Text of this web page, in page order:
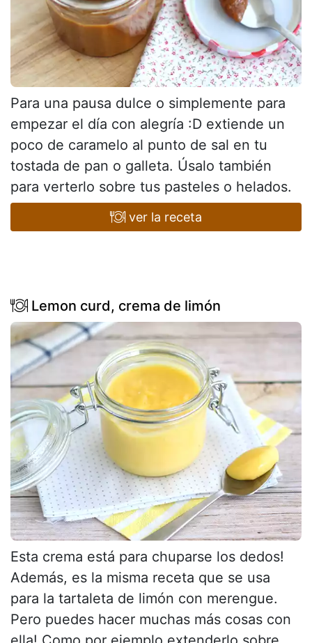
Para una pausa dulce o simplemente para
empezar el día con alegría :D extiende un
poco de caramelo al punto de sal en tu
tostada de pan o galleta. Úsalo también
para verterlo sobre tus pasteles o helados.
ver la receta
Lemon curd, crema de limón
Esta crema está para chuparse los dedos!
Además, es la misma receta que se usa
para la tartaleta de limón con merengue.
Pero puedes hacer muchas más cosas con